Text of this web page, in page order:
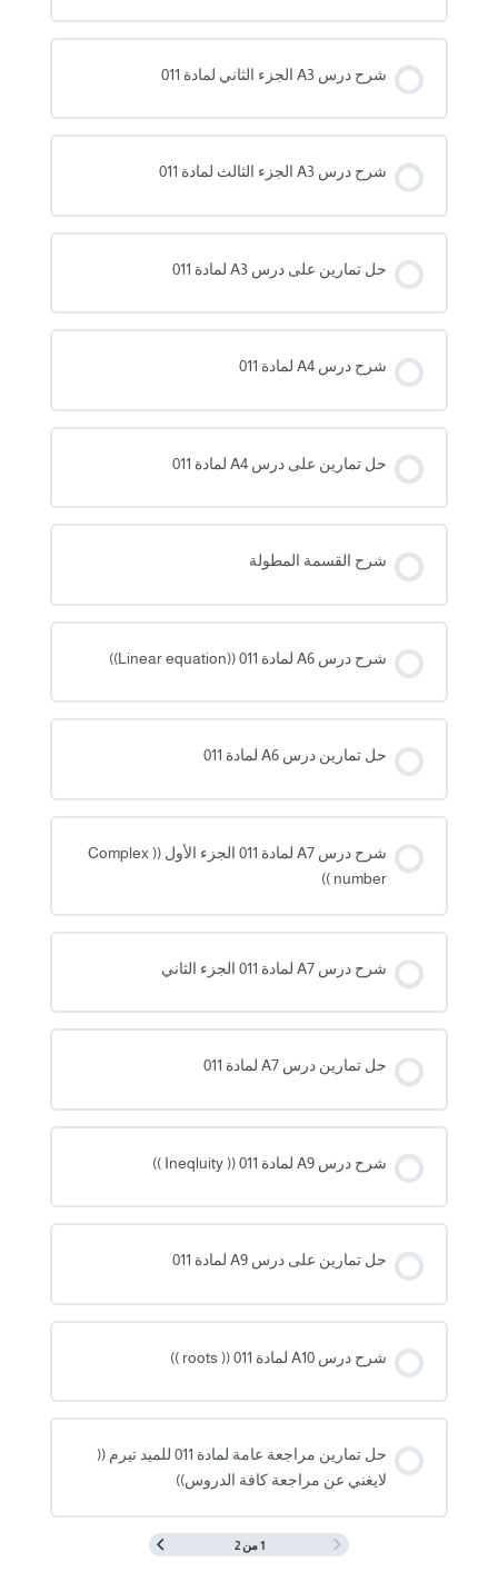
شرح درس A3 الجزء الثاني لمادة 011
شرح درس A3 الجزء الثالث لمادة 011
حل تمارين على درس A3 لمادة 011
شرح درس A4 لمادة 011
حل تمارين على درس A4 لمادة 011
شرح القسمة المطولة
شرح درس A6 لمادة 011 ((Linear equation))
حل تمارين درس A6 لمادة 011
شرح درس A7 لمادة 011 الجزء الأول (( Complex
number ))
شرح درس A7 لمادة 011 الجزء الثاني
حل تمارين درس A7 لمادة 011
شرح درس A9 لمادة 011 (( Ineqluity ))
حل تمارين على درس A9 لمادة 011
شرح درس A10 لمادة 011 (( roots ))
حل تمارين مراجعة عامة لمادة 011 للميد تيرم ((
لايغني عن مراجعة كافة الدروس))
1 من 2